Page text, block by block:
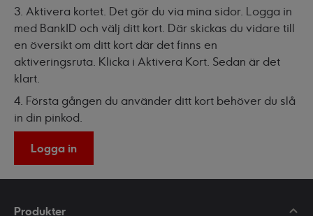
3. Aktivera kortet. Det gör du via mina sidor. Logga in
med BankID och välj ditt kort. Där skickas du vidare till
en översikt om ditt kort där det finns en
aktiveringsruta. Klicka i Aktivera Kort. Sedan är det
klart.
4. Första gången du använder ditt kort behöver du slå
in din pinkod.
Logga in
Produkter